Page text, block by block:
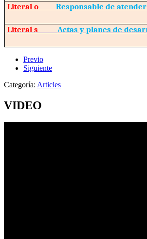
Literal o Responsable de
Literal s Actas y planes de
Previo
Siguiente
Categoría: Articles
VIDEO